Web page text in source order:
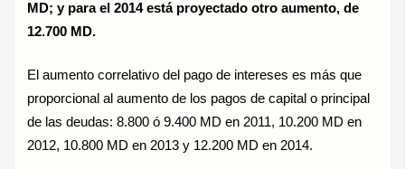
MD; y para el 2014 está proyectado otro aumento, de
12.700 MD.
El aumento correlativo del pago de intereses es más que
proporcional al aumento de los pagos de capital o principal
de las deudas: 8.800 ó 9.400 MD en 2011, 10.200 MD en
2012, 10.800 MD en 2013 y 12.200 MD en 2014.